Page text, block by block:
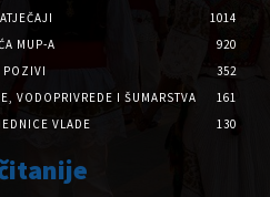
1014
MUP-A
920
POZIVI
352
VODOPRIVREDE I ŠUMARSTVA
161
VLADE
130